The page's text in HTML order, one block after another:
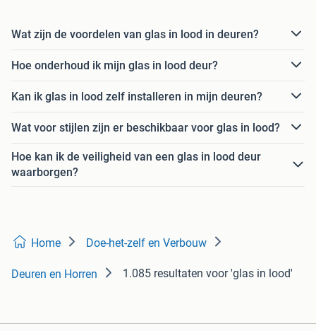
Wat zijn de voordelen van glas in lood in deuren?
Hoe onderhoud ik mijn glas in lood deur?
Kan ik glas in lood zelf installeren in mijn deuren?
Wat voor stijlen zijn er beschikbaar voor glas in lood?
Hoe kan ik de veiligheid van een glas in lood deur
waarborgen?
Home Doe-het-zelf en Verbouw
Deuren en Horren 1.085 resultaten voor 'glas in lood'